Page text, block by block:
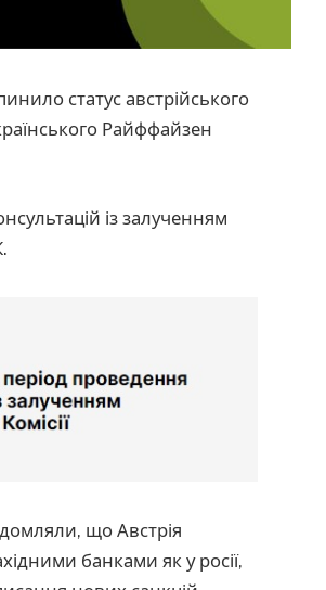
статус австрійського
Райффайзен
із залученням
що Австрія
банками як у росії,